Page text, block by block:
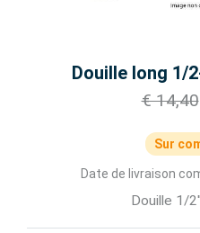
Douille long 1/
€ 14,40
Sur
Date de livraison
Douille 1/